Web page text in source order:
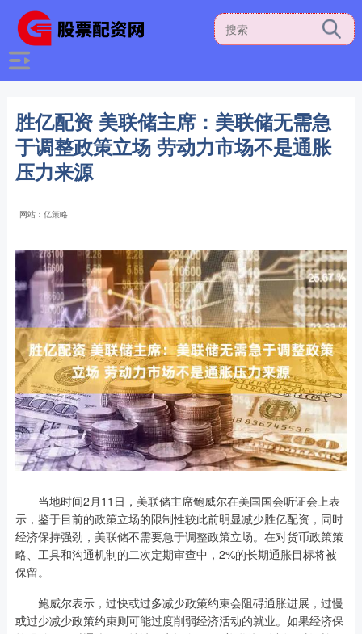
胜亿配资 美联储主席：美联储无需急
于调整政策立场 劳动力市场不是通胀
压力来源
网站：亿策略
当地时间2月11日，美联储主席鲍威尔在美国国会听证会上表
示，鉴于目前的政策立场的限制性较此前明显减少胜亿配资，同时
经济保持强劲，美联储不需要急于调整政策立场。在对货币政策策
略、工具和沟通机制的二次定期审查中，2%的长期通胀目标将被
保留。
鲍威尔表示，过快或过多减少政策约束会阻碍通胀进展，过慢
或过少减少政策约束则可能过度削弱经济活动的就业。如果经济保